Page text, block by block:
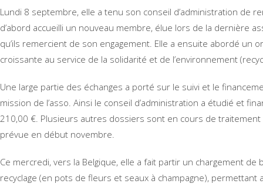
Lundi 8 septembre, elle a tenu son conseil d’administration de
d’abord accueilli un nouveau membre, élue lors de la dernière
qu’ils remercient de son engagement. Elle a ensuite abordé un
croissante au service de la solidarité et de l’environnement
Une large partie des échanges a porté sur le suivi et le
mission de l’asso. Ainsi le conseil d’administration a étudié et
210,00 €. Plusieurs autres dossiers sont en cours de
prévue en début novembre.
Ce mercredi, vers la Belgique, elle a fait partir un chargement
recyclage (en pots de fleurs et seaux à champagne),